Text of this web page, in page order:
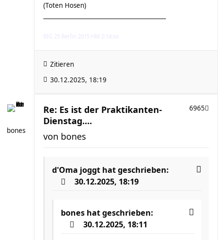
(Toten Hosen)
BIG 25 Berlin 2015 HM 2:14:xx
Zitieren
30.12.2025, 18:19
bones
Re: Es ist der Praktikanten-
Dienstag....
6965
von bones
d'Oma joggt hat geschrieben:
30.12.2025, 18:19
bones hat geschrieben:
30.12.2025, 18:11